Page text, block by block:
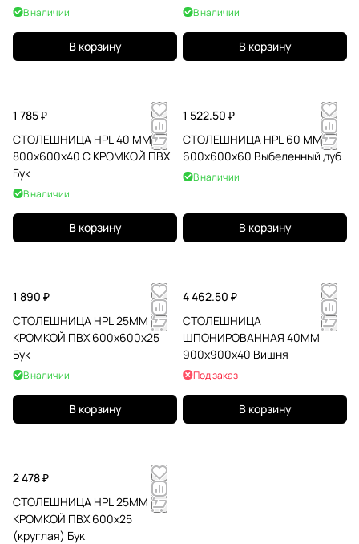
В наличии
В корзину
В наличии
В корзину
1 785 ₽
СТОЛЕШНИЦА HPL 40 ММ
800х600х40 С КРОМКОЙ ПВХ
Бук
В наличии
В корзину
1 522.50 ₽
СТОЛЕШНИЦА HPL 60 ММ
600х600х60 Выбеленный дуб
В наличии
В корзину
1 890 ₽
СТОЛЕШНИЦА HPL 25ММ С
КРОМКОЙ ПВХ 600х600х25
Бук
В наличии
В корзину
4 462.50 ₽
СТОЛЕШНИЦА
ШПОНИРОВАННАЯ 40ММ
900х900х40 Вишня
Под заказ
В корзину
2 478 ₽
СТОЛЕШНИЦА HPL 25ММ С
КРОМКОЙ ПВХ 600х25
(круглая) Бук